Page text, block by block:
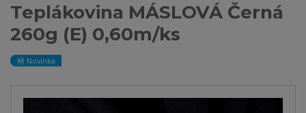
Teplákovina MÁSLOVÁ Černá
260g (E) 0,60m/ks
🆕 Novinka